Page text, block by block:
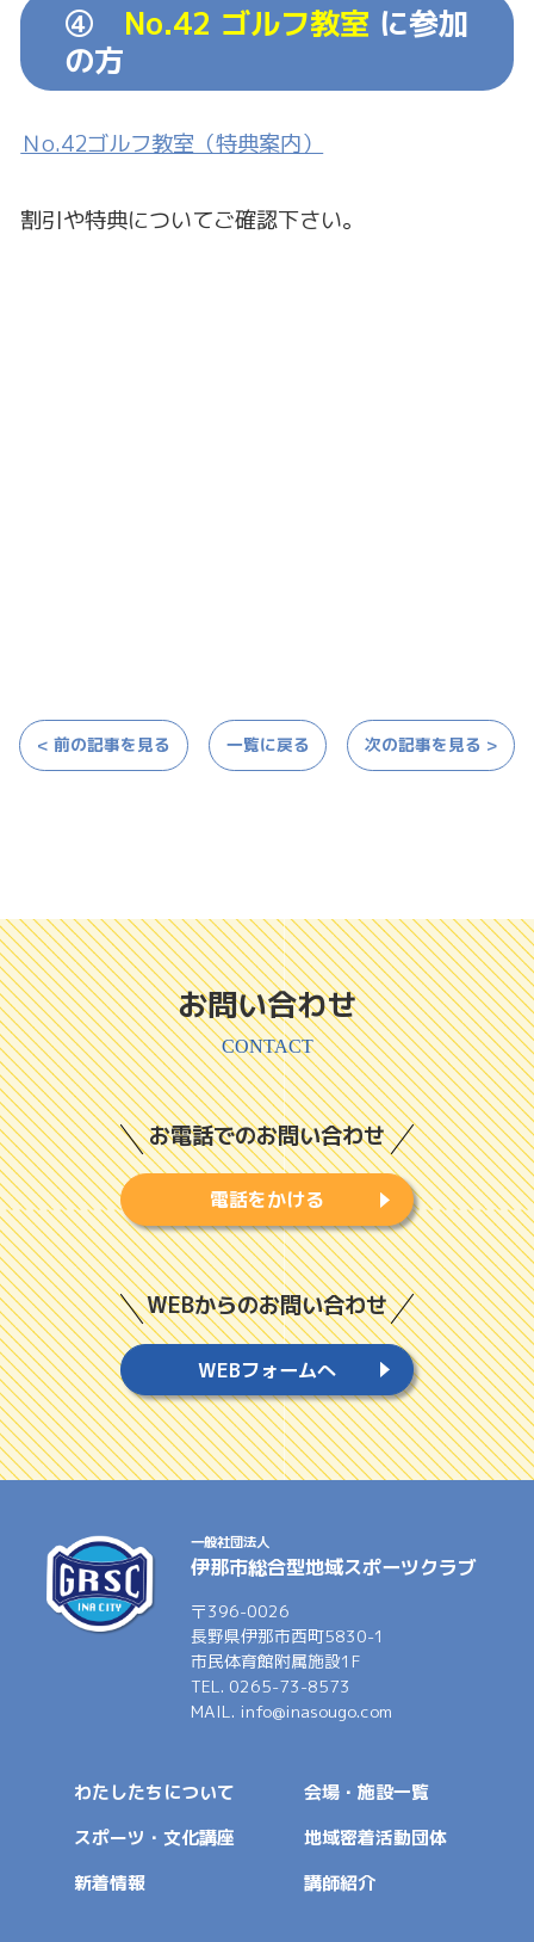
④ No.42 ゴルフ教室 に参加
の方
Ｎo.42ゴルフ教室（特典案内）
割引や特典についてご確認下さい。
< 前の記事を見る 一覧に戻る 次の記事を見る >
お問い合わせ
CONTACT
お電話でのお問い合わせ
電話をかける
WEBからのお問い合わせ
WEBフォームへ
一般社団法人
伊那市総合型地域スポーツクラブ
〒396-0026
長野県伊那市西町5830-1
市民体育館附属施設1F
TEL. 0265-73-8573
MAIL. info@inasougo.com
わたしたちについて
会場・施設一覧
スポーツ・文化講座
地域密着活動団体
新着情報
講師紹介